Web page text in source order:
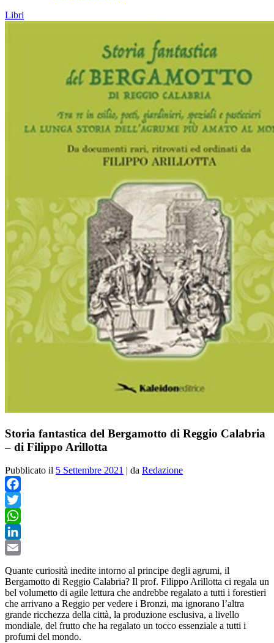
Libri
Storia fantastica del Bergamotto di Reggio Calabria
– di Filippo Arillotta
Pubblicato il 5 Settembre 2021 | da Redazione
Facebook
Twitter
WhatsApp
LinkedIn
Quante curiosità inedite intorno al principe degli agrumi, il
Bergamotto di Reggio Calabria? Il prof. Filippo Arillotta ci regala un
bel volumetto di agile lettura che andrebbe regalato a tutti i forestieri
che arrivano a Reggio per vedere i Bronzi, ma ignorano l’altra
grande ricchezza della città, la produzione esclusiva, a livello
mondiale, del frutto che ha regalato un tocco essenziale a tutti i
profumi del mondo.